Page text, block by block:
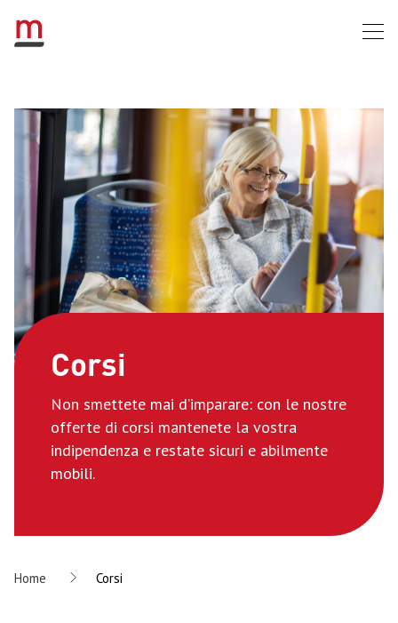
Corsi
Non smettete mai d’imparare: con le nostre
offerte di corsi mantenete la vostra
indipendenza e restate sicuri e abilmente
mobili.
Home Corsi